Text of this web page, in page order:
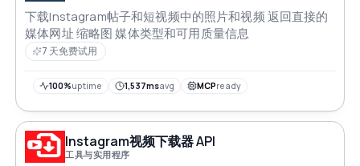
下载Instagram帖子和短视频中的照片和视频 返回直接的
媒体网址 缩略图 媒体类型和可用质量信息
7 天免费试用
100%uptime 1,537msavg MCPready
Instagram视频下载器 API
工具与实用程序